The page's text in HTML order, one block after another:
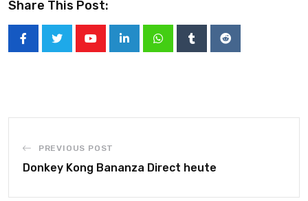
Share This Post:
PREVIOUS POST
Donkey Kong Bananza Direct heute